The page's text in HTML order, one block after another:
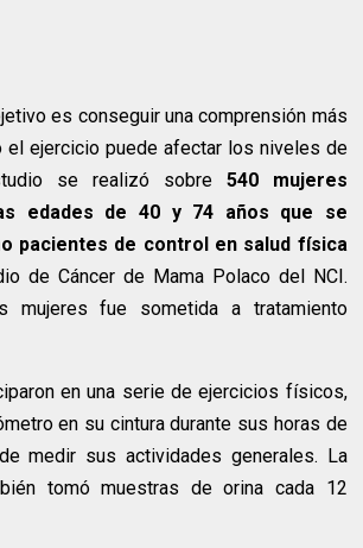
es conseguir una comprensión más
el ejercicio puede afectar los niveles de
se realizó sobre 540 mujeres
edades de 40 y 74 años que se
pacientes de control en salud física
de Cáncer de Mama Polaco del NCI.
mujeres fue sometida a tratamiento
en una serie de ejercicios físicos,
en su cintura durante sus horas de
medir sus actividades generales. La
tomó muestras de orina cada 12